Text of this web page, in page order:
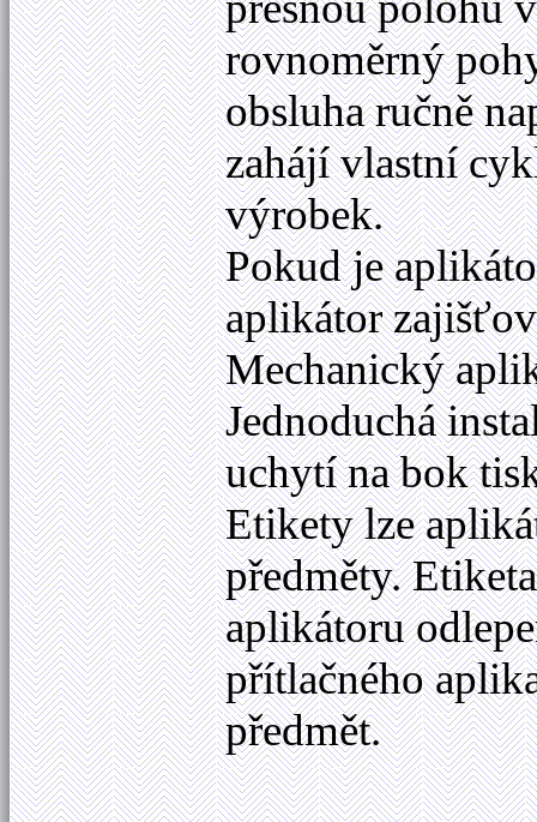
rovnoměrný
obsluha ručně
zahájí vlastní
výrobek.
Pokud je
aplikátor
Mechanický
Jednoduchá
uchytí na bok
Etikety lze
předměty.
aplikátoru
přítlačného
předmět.